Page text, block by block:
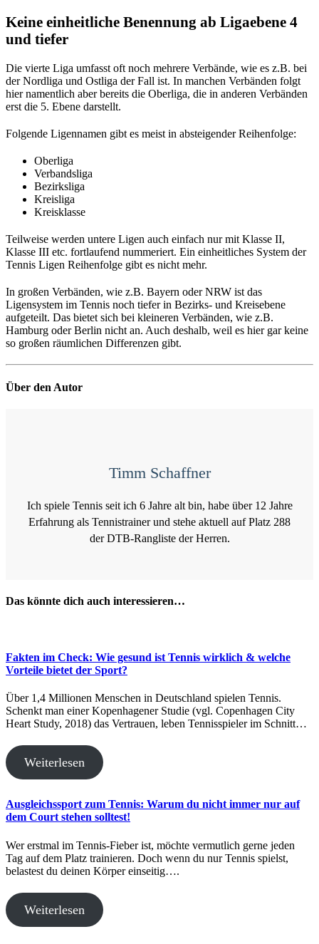
Keine einheitliche Benennung ab Ligaebene 4
und tiefer
Die vierte Liga umfasst oft noch mehrere Verbände, wie es z.B. bei
der Nordliga und Ostliga der Fall ist. In manchen Verbänden folgt
hier namentlich aber bereits die Oberliga, die in anderen Verbänden
erst die 5. Ebene darstellt.
Folgende Ligennamen gibt es meist in absteigender Reihenfolge:
Oberliga
Verbandsliga
Bezirksliga
Kreisliga
Kreisklasse
Teilweise werden untere Ligen auch einfach nur mit Klasse II,
Klasse III etc. fortlaufend nummeriert. Ein einheitliches System der
Tennis Ligen Reihenfolge gibt es nicht mehr.
In großen Verbänden, wie z.B. Bayern oder NRW ist das
Ligensystem im Tennis noch tiefer in Bezirks- und Kreisebene
aufgeteilt. Das bietet sich bei kleineren Verbänden, wie z.B.
Hamburg oder Berlin nicht an. Auch deshalb, weil es hier gar keine
so großen räumlichen Differenzen gibt.
Über den Autor
Timm Schaffner
Ich spiele Tennis seit ich 6 Jahre alt bin, habe über 12 Jahre
Erfahrung als Tennistrainer und stehe aktuell auf Platz 288
der DTB-Rangliste der Herren.
Das könnte dich auch interessieren…
Fakten im Check: Wie gesund ist Tennis wirklich & welche
Vorteile bietet der Sport?
Über 1,4 Millionen Menschen in Deutschland spielen Tennis.
Schenkt man einer Kopenhagener Studie (vgl. Copenhagen City
Heart Study, 2018) das Vertrauen, leben Tennisspieler im Schnitt…
Weiterlesen
Ausgleichssport zum Tennis: Warum du nicht immer nur auf
dem Court stehen solltest!
Wer erstmal im Tennis-Fieber ist, möchte vermutlich gerne jeden
Tag auf dem Platz trainieren. Doch wenn du nur Tennis spielst,
belastest du deinen Körper einseitig….
Weiterlesen